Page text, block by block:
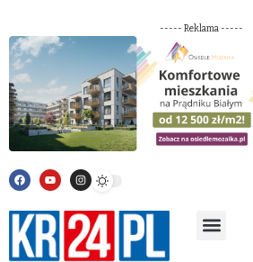
----- Reklama -----